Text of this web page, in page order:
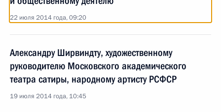
22 июля 2014 года, 09:20
Александру Ширвиндту, художественному
руководителю Московского академического
театра сатиры, народному артисту РСФСР
19 июля 2014 года, 10:45